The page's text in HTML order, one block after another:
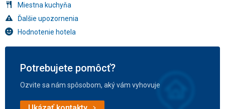
Miestna kuchyňa
Ďalšie upozornenia
Hodnotenie hotela
Potrebujete pomôcť?
Ozvite sa nám spôsobom, aký vám vyhovuje